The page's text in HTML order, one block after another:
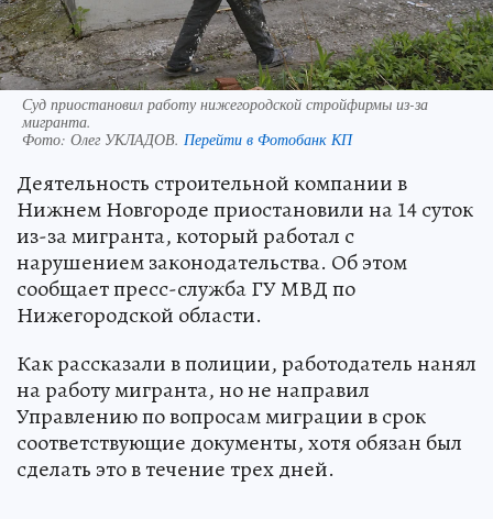
Суд приостановил работу нижегородской стройфирмы из-за
мигранта.
Фото: Олег УКЛАДОВ. Перейти в Фотобанк КП
Деятельность строительной компании в
Нижнем Новгороде приостановили на 14 суток
из-за мигранта, который работал с
нарушением законодательства. Об этом
сообщает пресс-служба ГУ МВД по
Нижегородской области.
Как рассказали в полиции, работодатель нанял
на работу мигранта, но не направил
Управлению по вопросам миграции в срок
соответствующие документы, хотя обязан был
сделать это в течение трех дней.